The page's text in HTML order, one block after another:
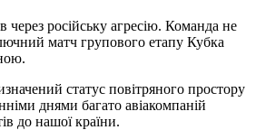
через російську агресію. Команда не
матч групового етапу Кубка
статус повітряного простору
днями багато авіакомпаній
до нашої країни.